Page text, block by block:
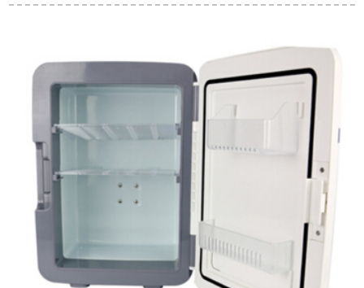
ンビニコロンミニ冷
型冷蔵便利式車家兼
箱単蔵電池は10時間
大容量P 24セラミエ